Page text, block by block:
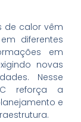
de calor vêm
diferentes
em
novas
Nesse
reforça a
e